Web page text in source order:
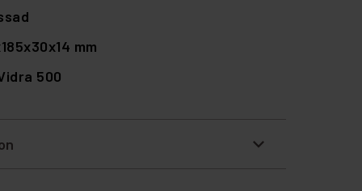
mm
500